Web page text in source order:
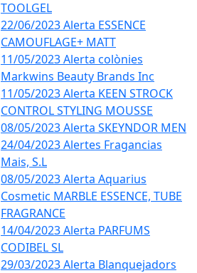
TOOLGEL
22/06/2023 Alerta ESSENCE
CAMOUFLAGE+ MATT
11/05/2023 Alerta colònies
Markwins Beauty Brands Inc
11/05/2023 Alerta KEEN STROCK
CONTROL STYLING MOUSSE
08/05/2023 Alerta SKEYNDOR MEN
24/04/2023 Alertes Fragancias
Mais, S.L
08/05/2023 Alerta Aquarius
Cosmetic MARBLE ESSENCE, TUBE
FRAGRANCE
14/04/2023 Alerta PARFUMS
CODIBEL SL
29/03/2023 Alerta Blanquejadors